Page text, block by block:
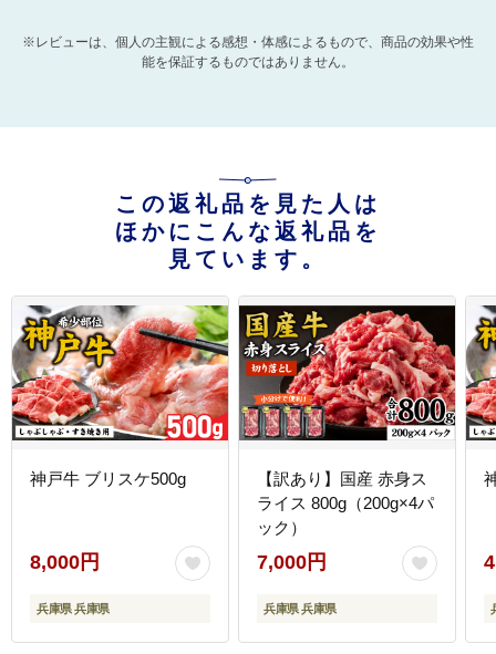
※レビューは、個人の主観による感想・体感によるもので、商品の効果や性
能を保証するものではありません。
この返礼品を見た人は
ほかにこんな返礼品を
見ています。
神戸牛 ブリスケ500g
8,000円
兵庫県 兵庫県
【訳あり】国産 赤身ス
ライス 800g（200g×4パ
ック）
7,000円
兵庫県 兵庫県